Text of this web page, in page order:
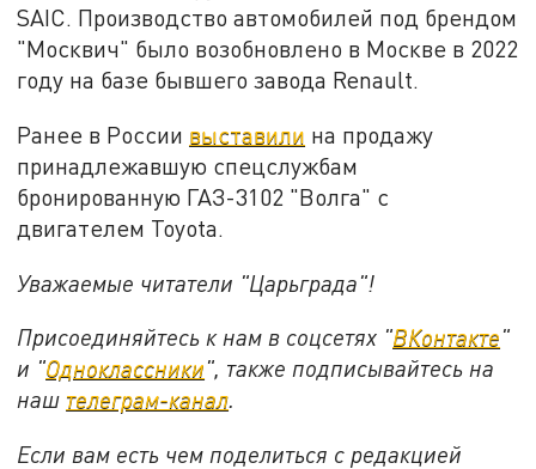
SAIC. Производство автомобилей под брендом
"Москвич" было возобновлено в Москве в 2022
году на базе бывшего завода Renault.
Ранее в России выставили на продажу
принадлежавшую спецслужбам
бронированную ГАЗ-3102 "Волга" с
двигателем Toyota.
Уважаемые читатели "Царьграда"!
Присоединяйтесь к нам в соцсетях "ВКонтакте"
и "Одноклассники", также подписывайтесь на
наш телеграм-канал.
Если вам есть чем поделиться с редакцией